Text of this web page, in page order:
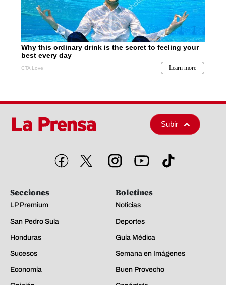
Subir
Secciones
LP Premium
San Pedro Sula
Honduras
Sucesos
Economía
Boletines
Noticias
Deportes
Guía Médica
Semana en Imágenes
Buen Provecho